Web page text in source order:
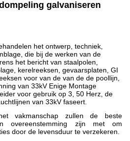
galvaniseren
het ontwerp, techniek,
die bij de werken van de
het bericht van staalpolen,
kerelreeksen, gevaarsplaten, GI
voor van de van de de poollijn,
van 33kV Enige Montage
voor gebruik op 3, 50 Herz, de
van 33kV faseert.
vakmanschap zullen de beste
overeenstemming zijn met om
door de levensduur te verzekeren.